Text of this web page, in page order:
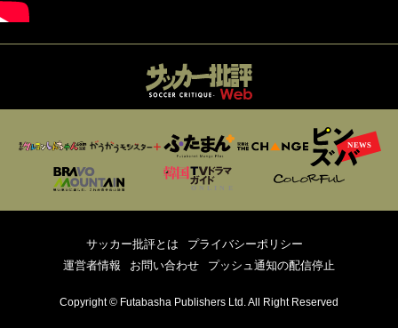
サッカー批評とは
プライバシーポリシー
運営者情報
お問い合わせ プッシュ通知の配信停止
Copyright © Futabasha Publishers Ltd. All Right Reserved